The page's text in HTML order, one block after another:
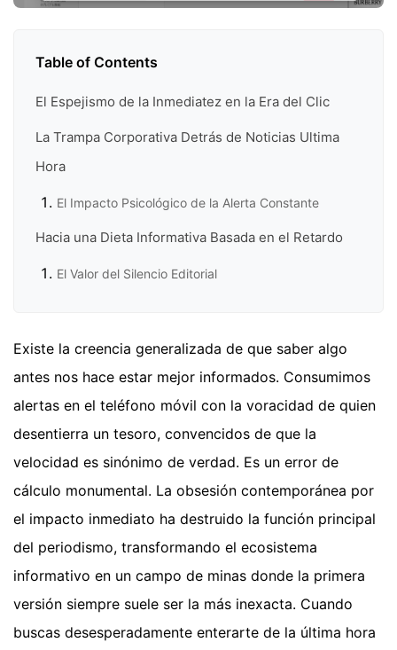
Table of Contents
El Espejismo de la Inmediatez en la Era del Clic
La Trampa Corporativa Detrás de Noticias Ultima
Hora
El Impacto Psicológico de la Alerta Constante
Hacia una Dieta Informativa Basada en el Retardo
El Valor del Silencio Editorial
Existe la creencia generalizada de que saber algo
antes nos hace estar mejor informados. Consumimos
alertas en el teléfono móvil con la voracidad de quien
desentierra un tesoro, convencidos de que la
velocidad es sinónimo de verdad. Es un error de
cálculo monumental. La obsesión contemporánea por
el impacto inmediato ha destruido la función principal
del periodismo, transformando el ecosistema
informativo en un campo de minas donde la primera
versión siempre suele ser la más inexacta. Cuando
buscas desesperadamente enterarte de la última hora